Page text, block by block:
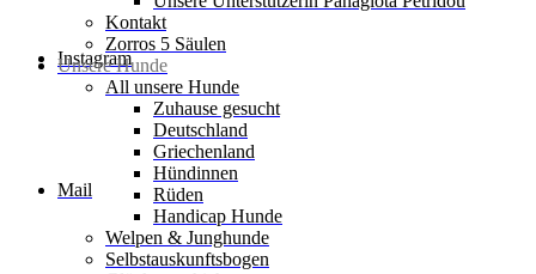
Instagram
Mail
Kontakt
Zorros 5 Säulen
Unsere Hunde
All unsere Hunde
Zuhause gesucht
Deutschland
Griechenland
Hündinnen
Rüden
Handicap Hunde
Welpen & Junghunde
Selbstauskunftsbogen